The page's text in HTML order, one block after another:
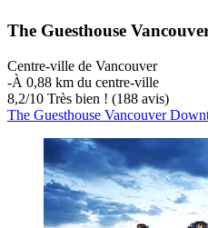
The Guesthouse
Centre-ville de Vancouver
‐À 0,88 km du centre-ville
8,2/10 Très bien ! (188 avis)
The Guesthouse Vancouver